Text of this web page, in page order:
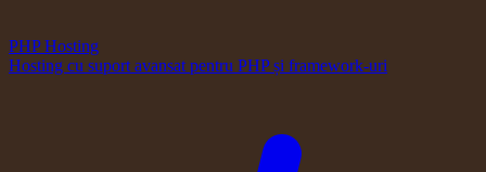
PHP Hosting
Hosting cu suport avansat pentru PHP și framework-uri